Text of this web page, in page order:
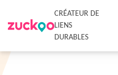
CRÉATEUR DE
LIENS
DURABLES